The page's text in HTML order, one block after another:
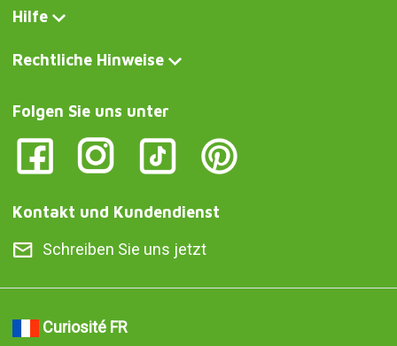
Hilfe
Rechtliche Hinweise
Folgen Sie uns unter
Kontakt und Kundendienst
Schreiben Sie uns jetzt
Curiosité FR